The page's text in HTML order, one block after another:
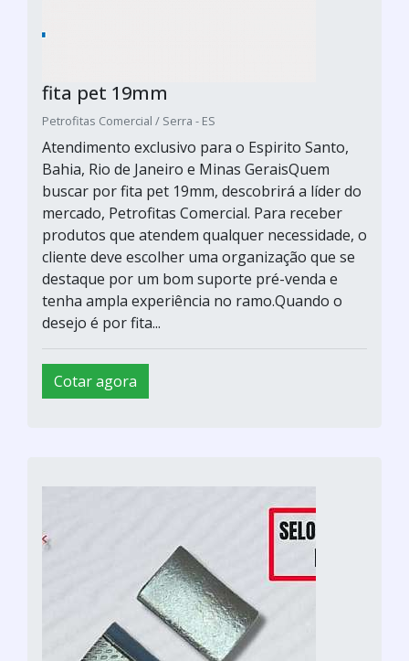
fita pet 19mm
Petrofitas Comercial / Serra - ES
Atendimento exclusivo para o Espirito Santo,
Bahia, Rio de Janeiro e Minas GeraisQuem
buscar por fita pet 19mm, descobrirá a líder do
mercado, Petrofitas Comercial. Para receber
produtos que atendem qualquer necessidade, o
cliente deve escolher uma organização que se
destaque por um bom suporte pré-venda e
tenha ampla experiência no ramo.Quando o
desejo é por fita...
Cotar agora